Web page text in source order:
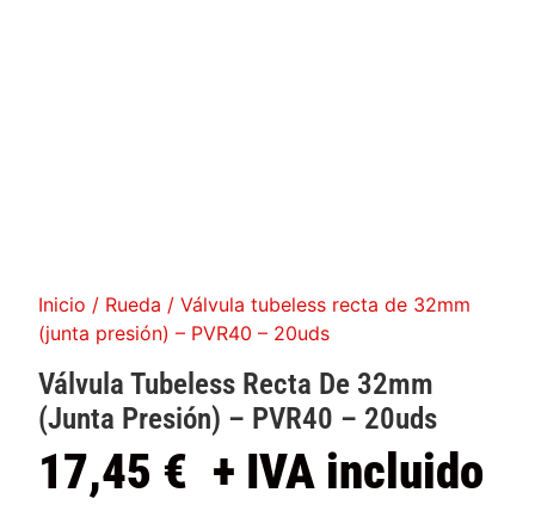
Inicio / Rueda / Válvula tubeless recta de 32mm
(junta presión) – PVR40 – 20uds
Válvula Tubeless Recta De 32mm
(junta Presión) – PVR40 – 20uds
17,45 € + IVA incluido